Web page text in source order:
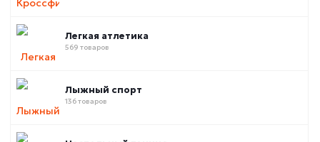
Легкая атлетика
569 товаров
Лыжный спорт
136 товаров